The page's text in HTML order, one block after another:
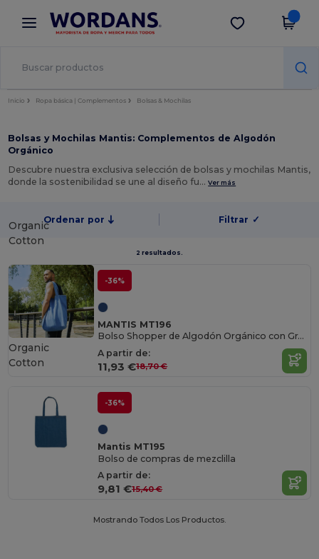
× App de Wordans
¡Mejores precios en app!
Descargar app
Inicio Ropa básica | Complementos Bolsas & Mochilas
Bolsas y Mochilas Mantis: Complementos de Algodón
Orgánico
Descubre nuestra exclusiva selección de bolsas y mochilas Mantis,
donde la sostenibilidad se une al diseño fu…Ver más
Ordenar por Filtrar ✓
2 resultados.
Organic
Cotton
-36%
MANTIS MT196
Bolso Shopper de Algodón Orgánico con Gran Capacidad
A partir de:
11,93 €18,70 €
Organic
Cotton
-36%
Mantis MT195
Bolso de compras de mezclilla
A partir de:
9,81 €15,40 €
Mostrando Todos Los Productos.